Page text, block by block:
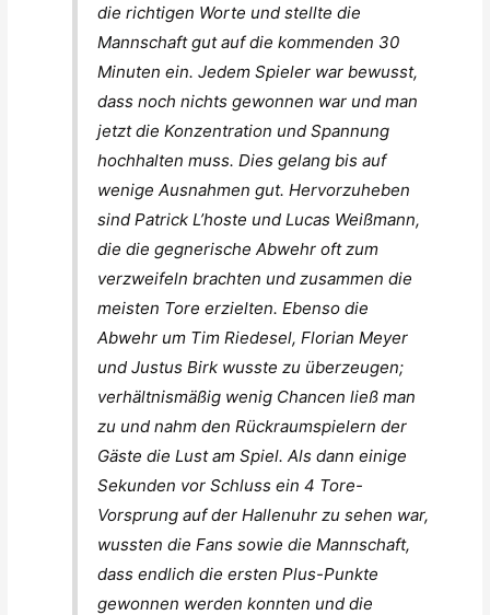
die richtigen Worte und stellte die
Mannschaft gut auf die kommenden 30
Minuten ein. Jedem Spieler war bewusst,
dass noch nichts gewonnen war und man
jetzt die Konzentration und Spannung
hochhalten muss. Dies gelang bis auf
wenige Ausnahmen gut. Hervorzuheben
sind Patrick L’hoste und Lucas Weißmann,
die die gegnerische Abwehr oft zum
verzweifeln brachten und zusammen die
meisten Tore erzielten. Ebenso die
Abwehr um Tim Riedesel, Florian Meyer
und Justus Birk wusste zu überzeugen;
verhältnismäßig wenig Chancen ließ man
zu und nahm den Rückraumspielern der
Gäste die Lust am Spiel. Als dann einige
Sekunden vor Schluss ein 4 Tore-
Vorsprung auf der Hallenuhr zu sehen war,
wussten die Fans sowie die Mannschaft,
dass endlich die ersten Plus-Punkte
gewonnen werden konnten und die